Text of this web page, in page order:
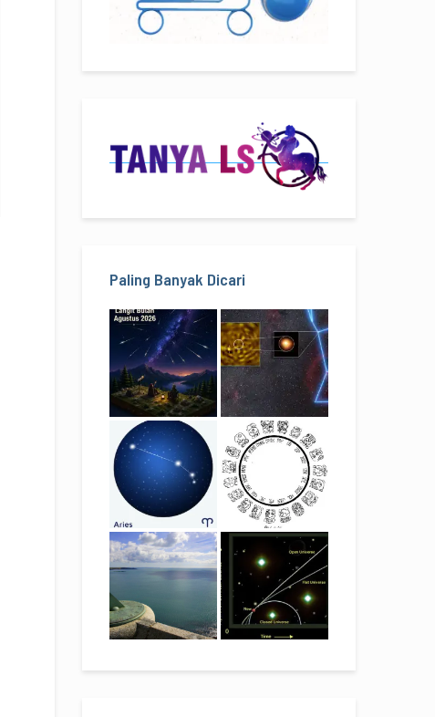
Paling Banyak Dicari